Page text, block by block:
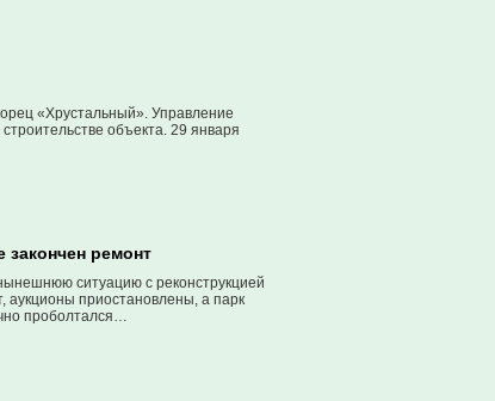
«Хрустальный». Управление
объекта. 29 января
закончен ремонт
ситуацию с реконструкцией
аукционы приостановлены, а парк
проболтался…